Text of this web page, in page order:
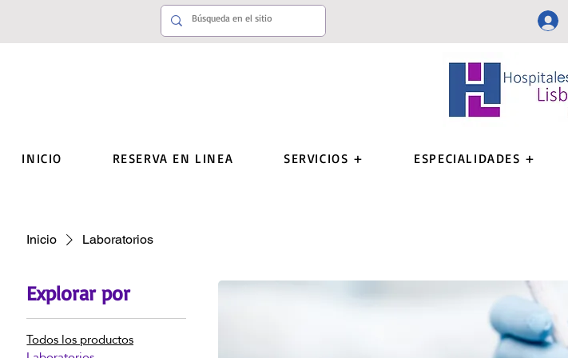
INICIO RESERVA EN LINEA SERVICIOS + ESPECIALIDADES +
Inicio Laboratorios
Explorar por
Todos los productos